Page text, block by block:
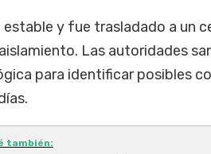
estable y fue trasladado a un
Las autoridades
para identificar posibles
también: